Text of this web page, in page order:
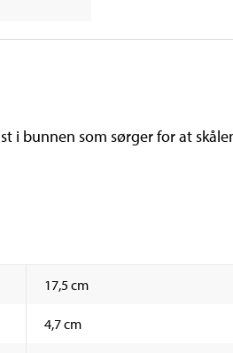
i bunnen som sørger for at
17,5 cm
4,7 cm